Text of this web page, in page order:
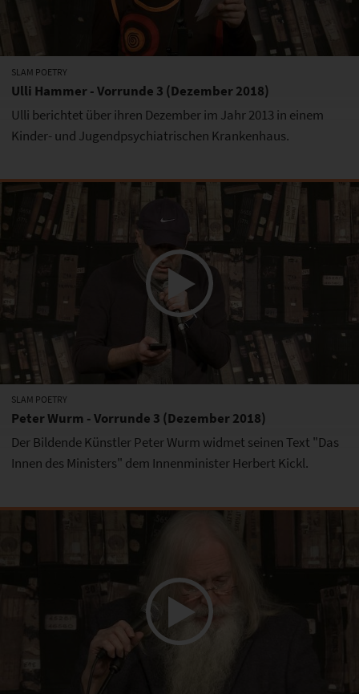
SLAM POETRY
Ulli Hammer - Vorrunde 3 (Dezember 2018)
Ulli berichtet über ihren Dezember im Jahr 2013 in einem
Kinder- und Jugendpsychiatrischen Krankenhaus.
SLAM POETRY
Peter Wurm - Vorrunde 3 (Dezember 2018)
Der Bildende Künstler Peter Wurm widmet seinen Text "Das
Innen des Ministers" dem Innenminister Herbert Kickl.